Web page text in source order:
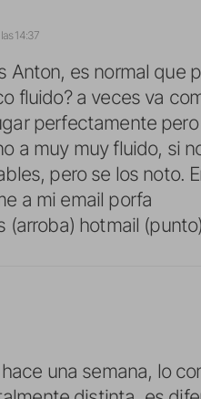
14:37
Anton, es normal que
fluido? a veces va
perfectamente
a muy muy fluido, si
pero se los noto.
a mi email porfa
(arroba) hotmail
una semana, lo